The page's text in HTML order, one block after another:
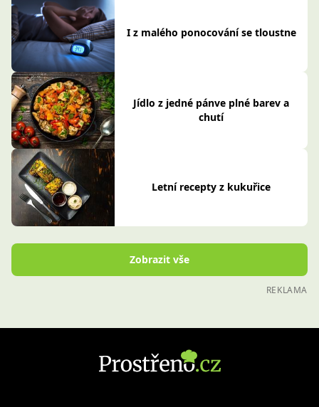
I z malého ponocování se tloustne
Jídlo z jedné pánve plné barev a
chutí
Letní recepty z kukuřice
Zobrazit vše
REKLAMA